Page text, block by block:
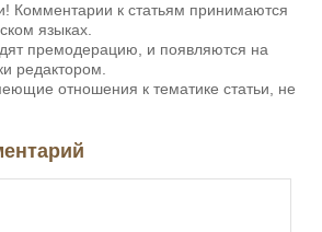
Комментарии к статьям принимаются
языках.
премодерацию, и появляются на
редактором.
отношения к тематике статьи, не